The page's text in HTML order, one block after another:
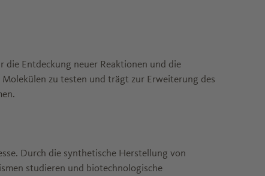
die Entdeckung neuer Reaktionen und die
zu testen und trägt zur Erweiterung des
Durch die synthetische Herstellung von
studieren und biotechnologische